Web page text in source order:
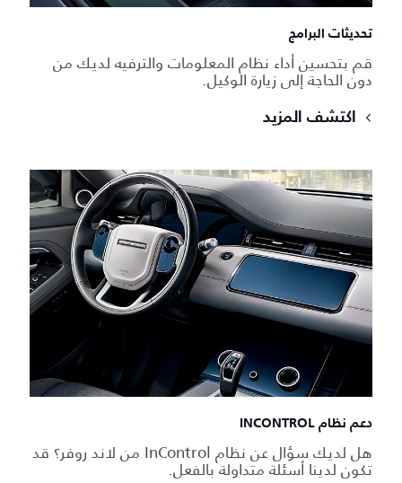
تحديثات البرامج
قم بتحسين أداء نظام المعلومات والترفيه لديك من
دون الحاجة إلى زيارة الوكيل.
اكتشف المزيد
دعم نظام INCONTROL
هل لديك سؤال عن نظام InControl من لاند روفر؟ قد
تكون لدينا أسئلة متداولة بالفعل.